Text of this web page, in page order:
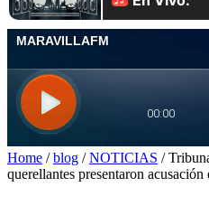
Home / blog / NOTICIAS /
querellantes presentaron acusación